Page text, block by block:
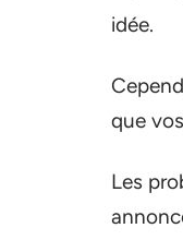
idée.
que
Les